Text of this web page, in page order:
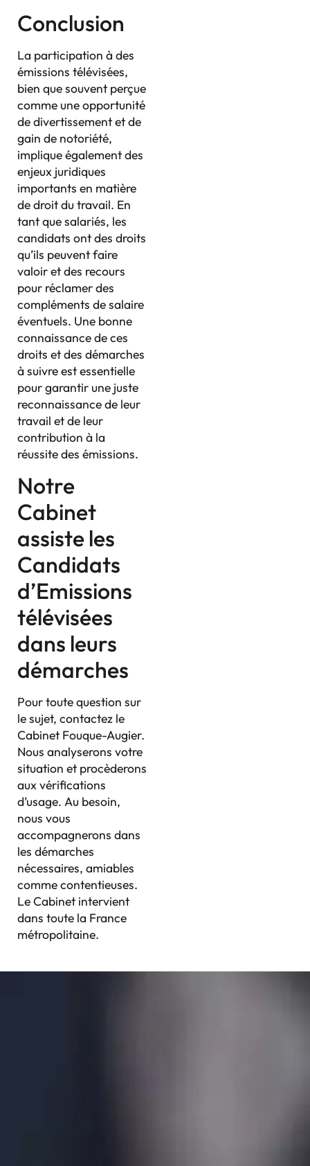
Conclusion
La participation à des
émissions télévisées,
bien que souvent perçue
comme une opportunité
de divertissement et de
gain de notoriété,
implique également des
enjeux juridiques
importants en matière
de droit du travail. En
tant que salariés, les
candidats ont des droits
qu’ils peuvent faire
valoir et des recours
pour réclamer des
compléments de salaire
éventuels. Une bonne
connaissance de ces
droits et des démarches
à suivre est essentielle
pour garantir une juste
reconnaissance de leur
travail et de leur
contribution à la
réussite des émissions.
Notre
Cabinet
assiste les
Candidats
d’Emissions
télévisées
dans leurs
démarches
Pour toute question sur
le sujet, contactez le
Cabinet Fouque-Augier.
Nous analyserons votre
situation et procèderons
aux vérifications
d’usage. Au besoin,
nous vous
accompagnerons dans
les démarches
nécessaires, amiables
comme contentieuses.
Le Cabinet intervient
dans toute la France
métropolitaine.